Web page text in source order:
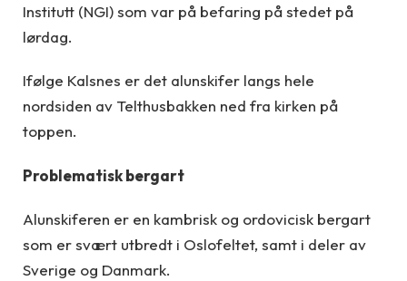
Institutt (NGI) som var på befaring på stedet på
lørdag.
Ifølge Kalsnes er det alunskifer langs hele
nordsiden av Telthusbakken ned fra kirken på
toppen.
Problematisk bergart
Alunskiferen er en kambrisk og ordovicisk bergart
som er svært utbredt i Oslofeltet, samt i deler av
Sverige og Danmark.